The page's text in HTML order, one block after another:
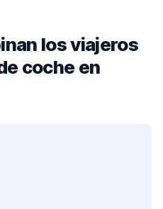
los viajeros
coche en